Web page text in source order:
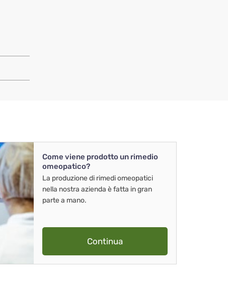
Come viene prodotto un rimedio
omeopatico?
La produzione di rimedi omeopatici
nella nostra azienda è fatta in gran
parte a mano.
Continua